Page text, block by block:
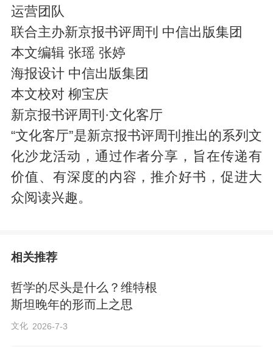
运营团队
联合主办新京报书评周刊 中信出版集团
本文编辑 张瑶 张婷
海报设计 中信出版集团
本文校对 柳宝庆
新京报书评周刊·文化客厅
“文化客厅”是新京报书评周刊推出的系列文
化沙龙活动，通过作者分享，旨在传递有
价值、有深度的内容，推介好书，促进大
众阅读兴趣。
相关推荐
哲学的尽头是什么？维特根
斯坦晚年的形而上之思
文化 2026-7-3